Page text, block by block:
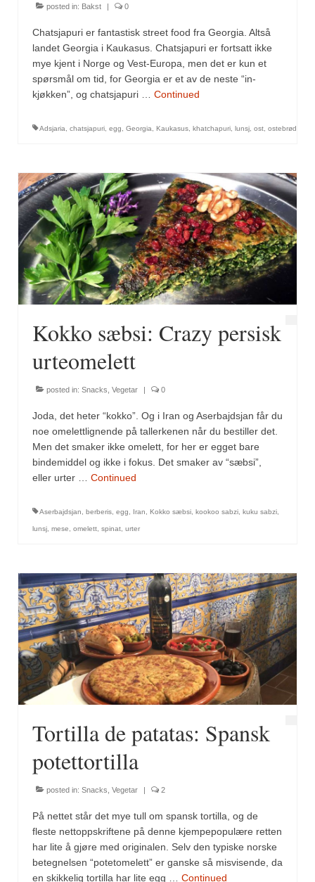
Mirepoix
Ñora
Paprikapulver, edelsøtt
Parisisk pepper
Piment d’Espelette
Purreløk (tørket)
Quatre épices
Salvie
Sar (bønneurt)
Selleriblader
Smaken av skog
Tapaskrydder
Tomatflak
Om oss
posted in: Bakst | 0
Chatsjapuri er fantastisk street food fra Georgia. Altså
landet Georgia i Kaukasus. Chatsjapuri er fortsatt ikke
mye kjent i Norge og Vest-Europa, men det er kun et
spørsmål om tid, for Georgia er et av de neste “in-
kjøkken”, og chatsjapuri … Continued
Adsjaria chatsjapuri egg Georgia Kaukasus khatchapuri lunsj ost ostebrød
Kokko sæbsi: Crazy persisk
urteomelett
posted in: Snacks Vegetar 0
Joda, det heter “kokko”. Og i Iran og Aserbajdsjan får du
noe omelettlignende på tallerkenen når du bestiller det.
Men det smaker ikke omelett, for her er egget bare
bindemiddel og ikke i fokus. Det smaker av “sæbsi”,
eller urter … Continued
Aserbajdsjan, berberis, egg, Iran, Kokko sæbsi, kookoo sabzi, kuku sabzi,
lunsj, mese, omelett, spinat, urter
Tortilla de patatas: Spansk
potettortilla
posted in: Snacks, Vegetar 2
På nettet står det mye tull om spansk tortilla, og de
fleste nettoppskriftene på denne kjempepopulære retten
har lite å gjøre med originalen. Selv den typiske norske
betegnelsen “potetomelett” er ganske så misvisende, da
en skikkelig tortilla har lite egg … Continued